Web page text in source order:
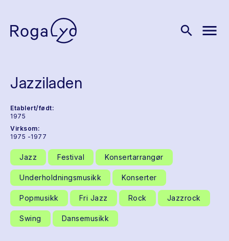
search menu
Jazziladen
Etablert/født:
1975
Virksom:
1975 -1977
Jazz Festival Konsertarrangør
Underholdningsmusikk Konserter
Popmusikk Fri Jazz Rock Jazzrock
Swing Dansemusikk